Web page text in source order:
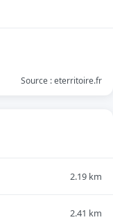
Source : eterritoire.fr
2.19 km
2.41 km